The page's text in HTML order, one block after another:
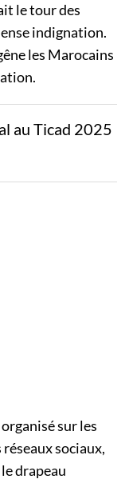
le tour des
indignation.
les Marocains
au Ticad 2025
sur les
sociaux,
drapeau